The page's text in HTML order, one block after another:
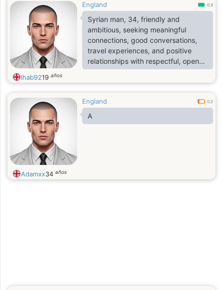
England 0.9
Syrian man, 34, friendly and
ambitious, seeking meaningful
connections, good conversations,
travel experiences, and positive
relationships with respectful, open-
minded people
Ihab9219 años
England 0.2
A
Adamxx34 años